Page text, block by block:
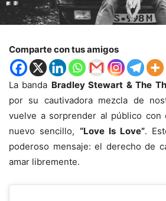
Comparte con tus amigos
La banda Bradley Stewart & The
por su cautivadora mezcla de
vuelve a sorprender al público con
nuevo sencillo, “Love Is Love”.
poderoso mensaje: el derecho de
amar libremente.